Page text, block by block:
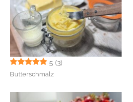
5 (3)
Butterschmalz